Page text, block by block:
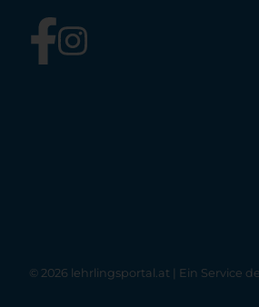
© 2026 lehrlingsportal.at | Ein Service